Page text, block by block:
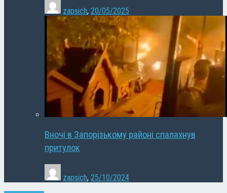
zapsich, 20/05/2025
Вночі в Запорізькому районі спалахнув
притулок
zapsich, 25/10/2024